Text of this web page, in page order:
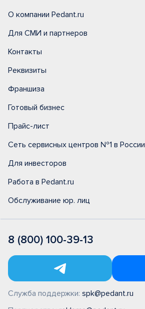
О компании Pedant.ru
Для СМИ и партнеров
Контакты
Реквизиты
Франшиза
Готовый бизнес
Прайс-лист
Сеть сервисных центров №1 в России
Для инвесторов
Работа в Pedant.ru
Обслуживание юр. лиц
8 (800) 100-39-13
Служба поддержки: spk@pedant.ru